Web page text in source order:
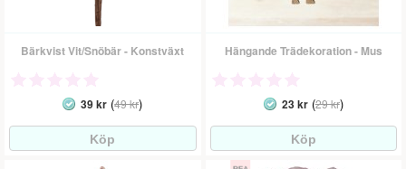
Bärkvist Vit/Snöbär - Konstväxt
39 kr (49 kr)
Hängande Trädekoration - Mus
23 kr(29 kr)